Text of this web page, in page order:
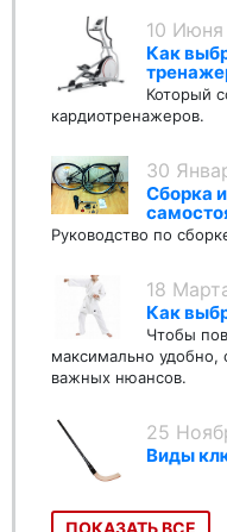
10
Как
Который
кардиотренажеров.
30
Сборка
Руководство по
18
Как
Чтобы
максимально удобно,
важных нюансов.
25
Виды
ПОКАЗАТЬ ВСЕ